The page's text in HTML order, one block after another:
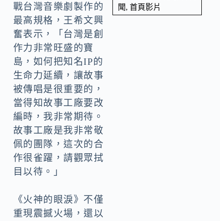
戰台灣音樂劇製作的
最高規格，王希文興
奮表示，「台灣是創
作力非常旺盛的寶
島，如何把知名IP的
生命力延續，讓故事
被傳唱是很重要的，
當得知故事工廠要改
編時，我非常期待。
故事工廠是我非常敬
佩的團隊，這次的合
作很雀躍，請觀眾拭
目以待。」
《火神的眼淚》不僅
重現震撼火場，還以
聞, 首頁影片